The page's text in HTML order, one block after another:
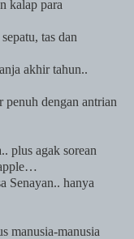
kalap para
tas dan
akhir tahun..
penuh dengan antrian
plus agak sorean
Senayan.. hanya
manusia-manusia